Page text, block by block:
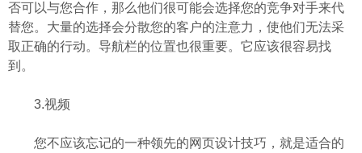
否可以与您合作，那么他们很可能会选择您的竞争对手来代
替您。大量的选择会分散您的客户的注意力，使他们无法采
取正确的行动。导航栏的位置也很重要。它应该很容易找
到。
3.视频
您不应该忘记的一种领先的网页设计技巧，就是适合的